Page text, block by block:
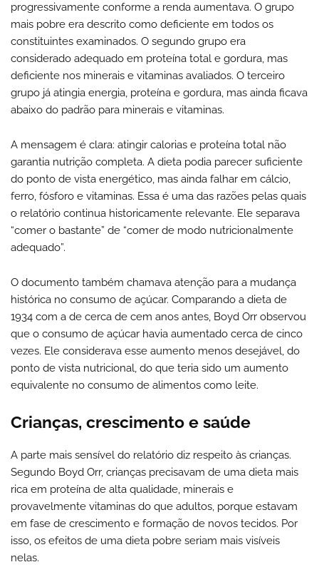
progressivamente conforme a renda aumentava. O grupo
mais pobre era descrito como deficiente em todos os
constituintes examinados. O segundo grupo era
considerado adequado em proteína total e gordura, mas
deficiente nos minerais e vitaminas avaliados. O terceiro
grupo já atingia energia, proteína e gordura, mas ainda ficava
abaixo do padrão para minerais e vitaminas.
A mensagem é clara: atingir calorias e proteína total não
garantia nutrição completa. A dieta podia parecer suficiente
do ponto de vista energético, mas ainda falhar em cálcio,
ferro, fósforo e vitaminas. Essa é uma das razões pelas quais
o relatório continua historicamente relevante. Ele separava
“comer o bastante” de “comer de modo nutricionalmente
adequado”.
O documento também chamava atenção para a mudança
histórica no consumo de açúcar. Comparando a dieta de
1934 com a de cerca de cem anos antes, Boyd Orr observou
que o consumo de açúcar havia aumentado cerca de cinco
vezes. Ele considerava esse aumento menos desejável, do
ponto de vista nutricional, do que teria sido um aumento
equivalente no consumo de alimentos como leite.
Crianças, crescimento e saúde
A parte mais sensível do relatório diz respeito às crianças.
Segundo Boyd Orr, crianças precisavam de uma dieta mais
rica em proteína de alta qualidade, minerais e
provavelmente vitaminas do que adultos, porque estavam
em fase de crescimento e formação de novos tecidos. Por
isso, os efeitos de uma dieta pobre seriam mais visíveis
nelas.